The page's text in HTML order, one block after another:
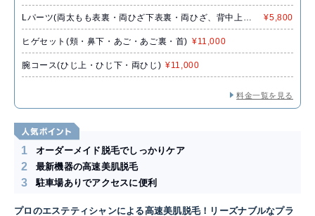
腹・ヒップ)
Lパーツ(両太もも表裏・両ひざ下表裏・両ひざ、背中上・
背中下)
¥5,800
ヒゲセット(頬・鼻下・あご・あご裏・首) ¥11,000
腕コース(ひじ上・ひじ下・両ひじ) ¥11,000
料金一覧を見る
1 オーダーメイド脱毛でしっかりケア
2 最新機器の高速美肌脱毛
3 駐車場ありでアクセスに便利
プロのエステティシャンによる高速美肌脱毛！リーズナブルなプラ